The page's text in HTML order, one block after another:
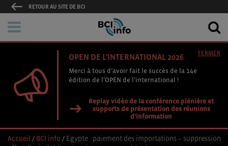
RETOUR AU SITE DE BCI
OPEN DE L'INTERNATIONAL 2026
Merci à tous d’avoir fait le succès de la 14e
édition de l’OPEN de l’international !
Replay vidéo de la conférence plénière et
supports de présentation des réunions
d'information
FERMER
Accueil / BCI info / Egypte : paiement des importations – suppression